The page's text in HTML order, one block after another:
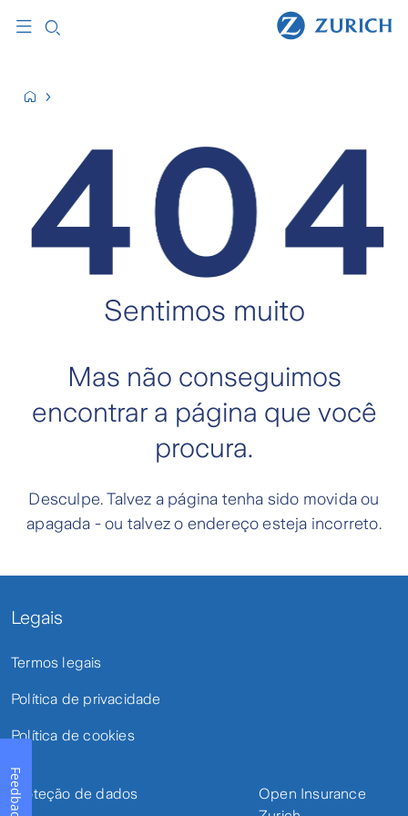
Sentimos muito
Mas não conseguimos
encontrar a página que você
procura.
Desculpe. Talvez a página tenha sido movida ou
apagada - ou talvez o endereço esteja incorreto.
Legais
Termos legais
Política de privacidade
Política de cookies
Proteção de dados
Open Insurance
Feedback